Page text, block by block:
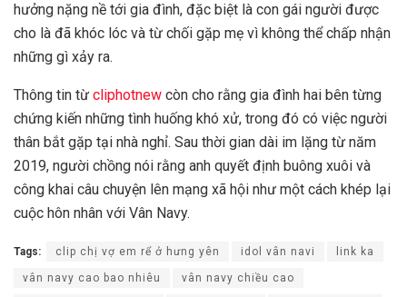
hưởng nặng nề tới gia đình, đặc biệt là con gái người được
cho là đã khóc lóc và từ chối gặp mẹ vì không thể chấp nhận
những gì xảy ra.
Thông tin từ cliphotnew còn cho rằng gia đình hai bên từng
chứng kiến những tình huống khó xử, trong đó có việc người
thân bắt gặp tại nhà nghỉ. Sau thời gian dài im lặng từ năm
2019, người chồng nói rằng anh quyết định buông xuôi và
công khai câu chuyện lên mạng xã hội như một cách khép lại
cuộc hôn nhân với Vân Navy.
Tags: clip chị vợ em rể ở hưng yên idol vân navi link ka
vân navy cao bao nhiêu vân navy chiều cao